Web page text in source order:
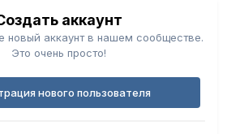
аккаунт
новый аккаунт в нашем сообществе.
Это очень просто!
нового пользователя